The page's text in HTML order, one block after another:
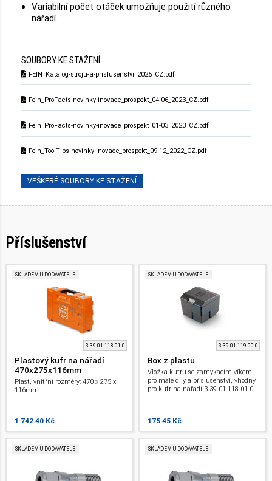
Variabilní počet otáček umožňuje použití různého
nářadí.
SOUBORY KE STAŽENÍ
FEIN_Katalog-stroju-a-prislusenstvi_2025_CZ.pdf
Fein_ProFacts-novinky-inovace_prospekt_04-06_2023_CZ.pdf
Fein_ProFacts-novinky-inovace_prospekt_01-03_2023_CZ.pdf
Fein_ToolTips-novinky-inovace_prospekt_09-12_2022_CZ.pdf
VEŠKERÉ SOUBORY KE STAŽENÍ
Příslušenství
SKLADEM U DODAVATELE
3 39 01 118 01 0
Plastový kufr na nářadí
470x275x116mm
Plast, vnitřní rozměry: 470 x 275 x
116mm.
1 742.40 Kč
SKLADEM U DODAVATELE
3 39 01 119 00 0
Box z plastu
Vložka kufru se zamykacím víkem
pro malé díly a příslušenství, vhodný
pro kufr na nářadí 3 39 01 118 01 0,
175.45 Kč
SKLADEM U DODAVATELE SKLADEM U DODAVATELE